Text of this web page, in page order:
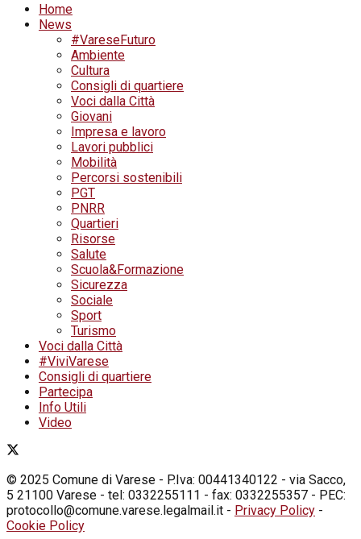
Home
News
#VareseFuturo
Ambiente
Cultura
Consigli di quartiere
Voci dalla Città
Giovani
Impresa e lavoro
Lavori pubblici
Mobilità
Percorsi sostenibili
PGT
PNRR
Quartieri
Risorse
Salute
Scuola&Formazione
Sicurezza
Sociale
Sport
Turismo
Voci dalla Città
#ViviVarese
Consigli di quartiere
Partecipa
Info Utili
Video
© 2025 Comune di Varese - P.Iva: 00441340122 - via Sacco,
5 21100 Varese - tel: 0332255111 - fax: 0332255357 - PEC:
protocollo@comune.varese.legalmail.it - Privacy Policy -
Cookie Policy